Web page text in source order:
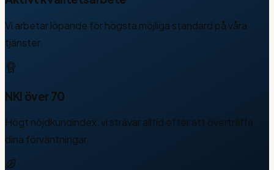
Vi arbetar löpande för högsta möjliga standard på våra
tjänster.
NKI över 70
Högt nöjdkundindex, vi strävar alltid efter att överträffa
dina förväntningar.